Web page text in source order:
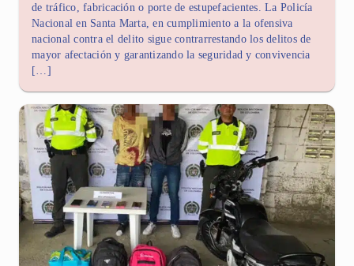
de tráfico, fabricación o porte de estupefacientes. La Policía
Nacional en Santa Marta, en cumplimiento a la ofensiva
nacional contra el delito sigue contrarrestando los delitos de
mayor afectación y garantizando la seguridad y convivencia
[…]